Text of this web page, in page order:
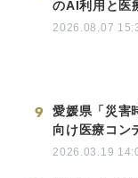
のAI利用と医
2026.08.07
9
愛媛県「災害
向け医療コン
2026.03.19